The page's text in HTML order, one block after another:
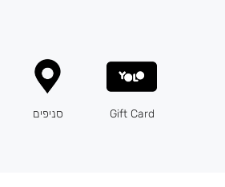
Gift Card סניפים